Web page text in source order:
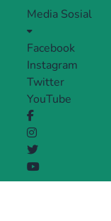
Media Sosial
Facebook
Instagram
Twitter
YouTube